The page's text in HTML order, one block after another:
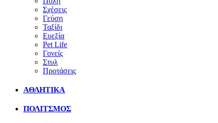
Σχέσεις
Γεύση
Ταξίδι
Ευεξία
Pet Life
Γονείς
Στυλ
Προτάσεις
ΑΘΛΗΤΙΚΑ
ΠΟΛΙΤΣΜΟΣ